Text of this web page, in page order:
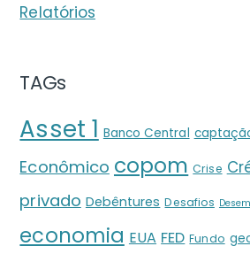
Relatórios
TAGs
Asset 1 Banco Central
Econômico copom Crise
privado Debêntures Desafios
economia EUA FED Fundo